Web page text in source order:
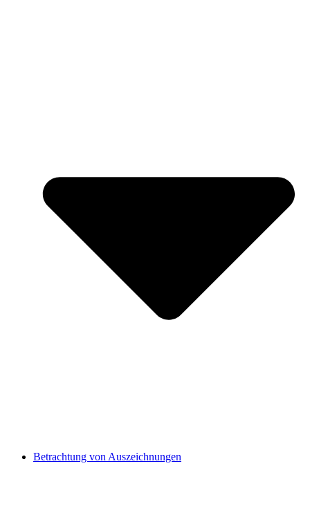
Betrachtung von Auszeichnungen